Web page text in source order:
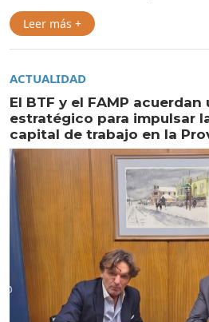
Leer más +
ACTUALIDAD
El BTF y el FAMP acuerdan
estratégico para impulsar
capital de trabajo en la